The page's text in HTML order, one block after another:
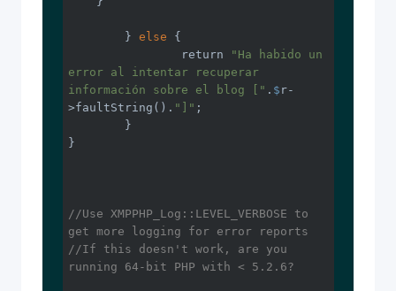
	}
else {
		return
"Ha habido un
error al intentar recuperar
información sobre el blog [" . $ r-
>faultString(). "]" ;
}
//Use XMPPHP_Log::LEVEL_VERBOSE to
get more logging for error reports
//If this doesn't work, are you
running 64-bit PHP with < 5.2.6?